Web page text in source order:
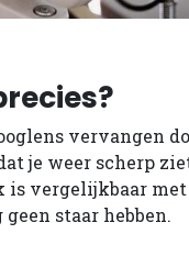
vervangen
je weer scherp
vergelijkbaar
staar hebben.